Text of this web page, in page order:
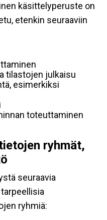
käsittelyperuste on
etenkin seuraaviin
tilastojen julkaisu
esimerkiksi
toteuttaminen
ryhmät,
seuraavia
ryhmiä: